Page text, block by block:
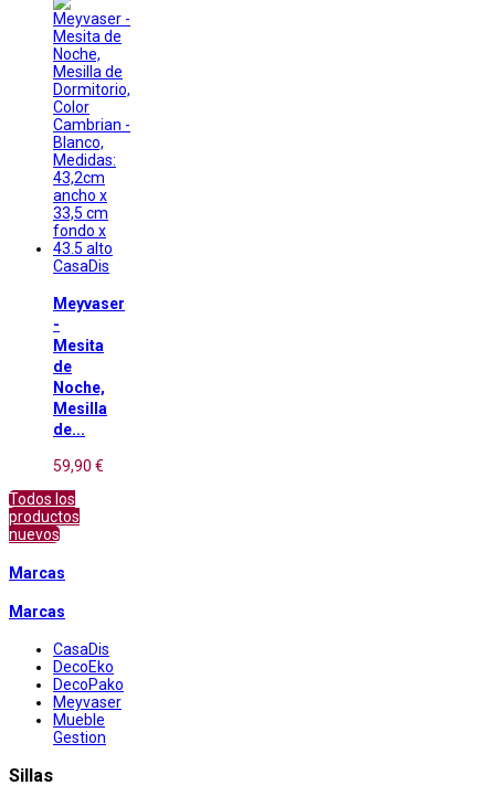
CasaDis
Meyvaser
-
Mesita
de
Noche,
Mesilla
de...
59,90 €
Todos los
productos
nuevos
Marcas
Marcas
CasaDis
DecoEko
DecoPako
Meyvaser
Mueble
Gestion
Sillas